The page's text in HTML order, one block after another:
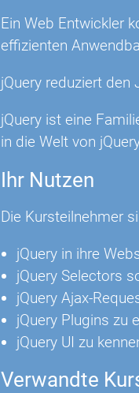
Ein Web Entwickler
effizienten
jQuery reduziert
jQuery ist eine
in die Welt von
Ihr Nutzen
Die Kursteilnehmer
jQuery in ihre
jQuery Selectors
jQuery Ajax-
jQuery Plugins zu
jQuery UI zu
Verwandte